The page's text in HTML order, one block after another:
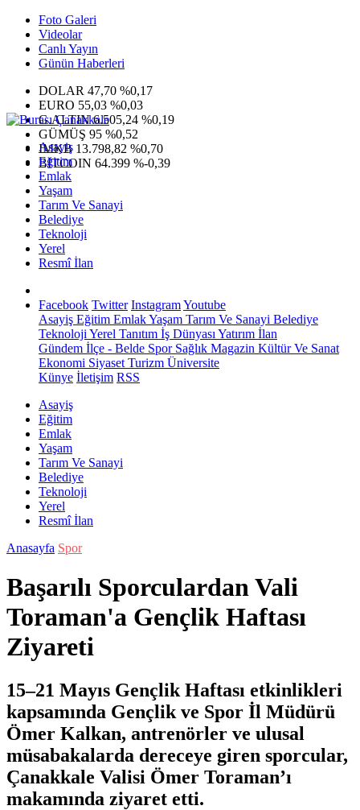
Foto Galeri
Videolar
Canlı Yayın
Günün Haberleri
DOLAR 47,70 %0,17
EURO 55,03 %0,03
G.ALTIN6.505,24 %0,19
GÜMÜŞ 95 %0,52
IMKB 13.798,82 %0,70
BITCOIN 64.399 %-0,39
Asayiş
Eğitim
Emlak
Yaşam
Tarım Ve Sanayi
Belediye
Teknoloji
Yerel
Resmî İlan
Facebook Twitter InstagramYoutube
Asayiş Eğitim EmlakYaşam Tarım Ve Sanayi Belediye
Teknoloji Yerel Tanıtım İş Dünyası Yatırım İlan
Gündem İlçe - Belde SporSağlık Magazin Kültür Ve Sanat
Ekonomi Siyaset Turizm Üniversite
Künye İletişim RSS
Asayiş
Eğitim
Emlak
Yaşam
Tarım Ve Sanayi
Belediye
Teknoloji
Yerel
Resmî İlan
Anasayfa Spor
Başarılı Sporculardan Vali
Toraman'a Gençlik Haftası
Ziyareti
15–21 Mayıs Gençlik Haftası etkinlikleri
kapsamında Gençlik ve Spor İl Müdürü
Ömer Kalkan, antrenörler ve ulusal
müsabakalarda dereceye giren sporcular,
Çanakkale Valisi Ömer Toraman’ı
makamında ziyaret etti.